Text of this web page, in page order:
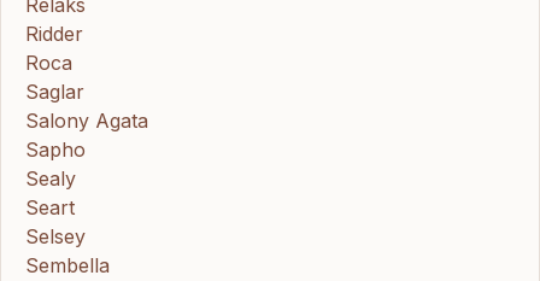
Relaks
Ridder
Roca
Saglar
Salony Agata
Sapho
Sealy
Seart
Selsey
Sembella